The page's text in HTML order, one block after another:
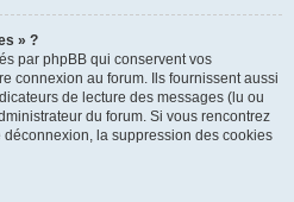
» ?
par phpBB qui conservent vos
connexion au forum. Ils fournissent aussi
de lecture des messages (lu ou
du forum. Si vous rencontrez
la suppression des cookies